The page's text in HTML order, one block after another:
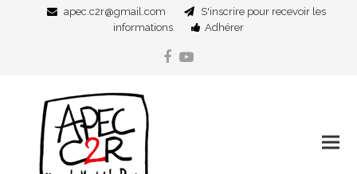
apec.c2r@gmail.com
S'inscrire pour recevoir les
informations
Adhérer
Facebook
YouTube